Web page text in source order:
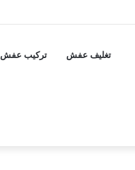
تركيب عفش تغليف عفش